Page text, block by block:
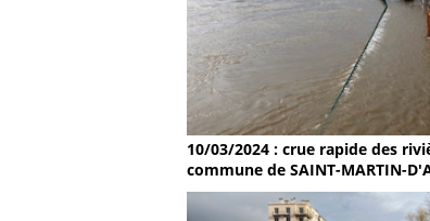
10/03/2024 : crue rapide des
commune de SAINT-MARTIN-